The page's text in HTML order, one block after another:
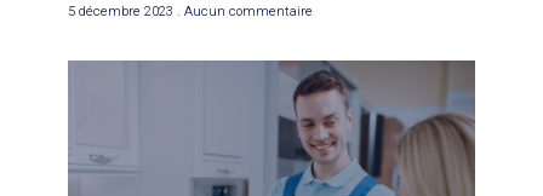
5 décembre 2023 Aucun commentaire